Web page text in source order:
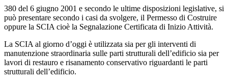
380 del 6 giugno 2001 e secondo le ultime disposizioni legislative, si
può presentare secondo i casi da svolgere, il Permesso di Costruire
oppure la SCIA cioè la Segnalazione Certificata di Inizio Attività.
La SCIA al giorno d’oggi è utilizzata sia per gli interventi di
manutenzione straordinaria sulle parti strutturali dell’edificio sia per
lavori di restauro e risanamento conservativo riguardanti le parti
strutturali dell’edificio.